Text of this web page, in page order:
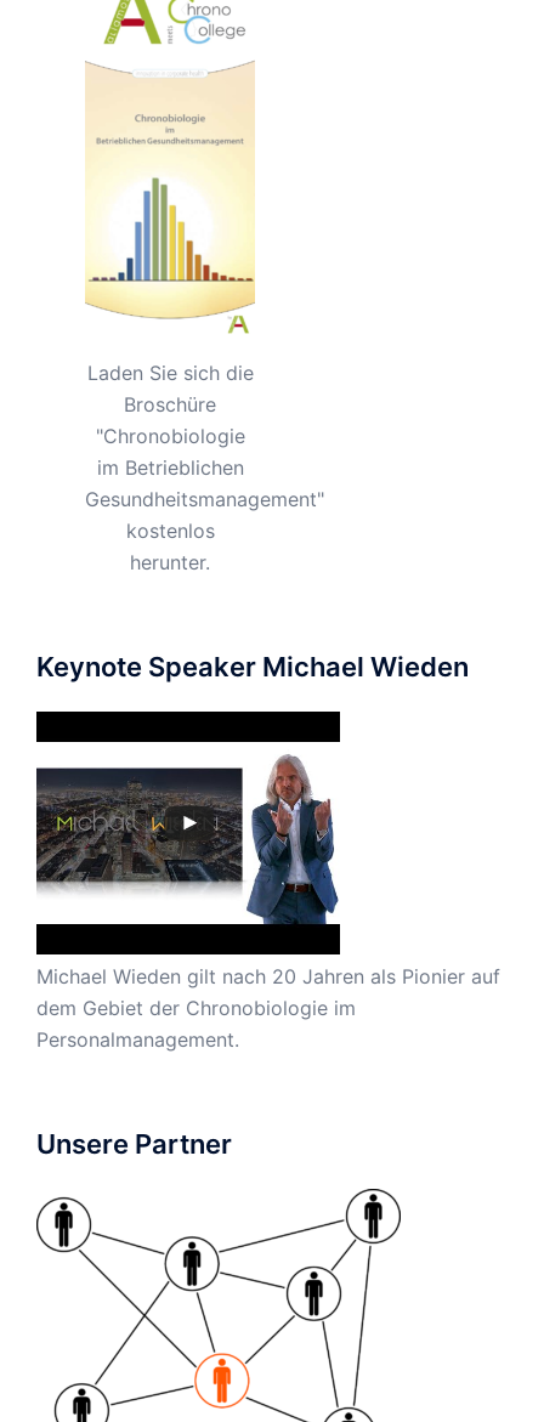
Laden Sie sich die
Broschüre
"Chronobiologie
im Betrieblichen
Gesundheitsmanagement"
kostenlos
herunter.
Keynote Speaker Michael Wieden
Michael Wieden gilt nach 20 Jahren als Pionier auf
dem Gebiet der Chronobiologie im
Personalmanagement.
Unsere Partner